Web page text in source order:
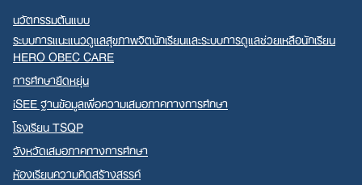
นวัตกรรมต้นแบบ
ระบบการแนะแนวดูแลสุขภาพจิตนักเรียนและระบบการดูแลช่วยเหลือนักเรียน
HERO OBEC CARE
การศึกษายืดหยุ่น
iSEE ฐานข้อมูลเพื่อความเสมอภาคทางการศึกษา
โรงเรียน TSQP
จังหวัดเสมอภาคทางการศึกษา
ห้องเรียนความคิดสร้างสรรค์